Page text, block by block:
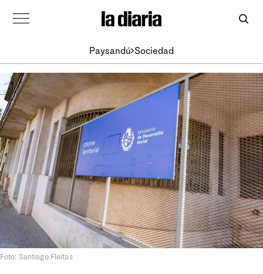
Paysandú Sociedad
Foto: Santiago Fleitas